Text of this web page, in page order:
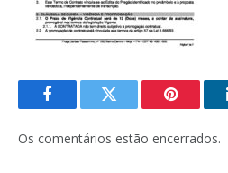
FacebookTwitter Pinterest
Os comentários estão encerrados.